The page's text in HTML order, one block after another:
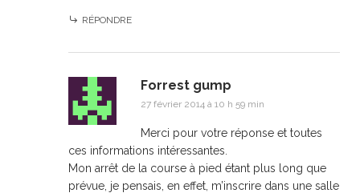
RÉPONDRE
Forrest gump
27 février 2014 à 10 h 59 min
Merci pour votre réponse et toutes
ces informations intéressantes.
Mon arrêt de la course à pied étant plus long que
prévue, je pensais, en effet, m’inscrire dans une salle